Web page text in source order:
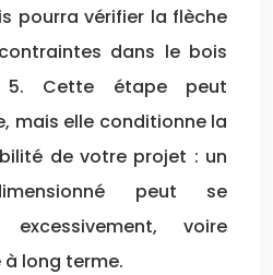
pourra vérifier la flèche
dans le bois
5. Cette étape peut
mais elle conditionne la
de votre projet : un
peut se
voire
long terme.